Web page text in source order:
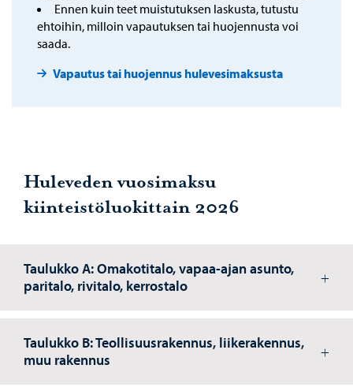
Ennen kuin teet muistutuksen laskusta, tutustu
ehtoihin, milloin vapautuksen tai huojennusta voi
saada.
Vapautus tai huojennus hulevesimaksusta
Huleveden vuosimaksu
kiinteistöluokittain 2026
Taulukko A: Omakotitalo, vapaa-ajan asunto,
paritalo, rivitalo, kerrostalo
Taulukko B: Teollisuusrakennus, liikerakennus,
muu rakennus